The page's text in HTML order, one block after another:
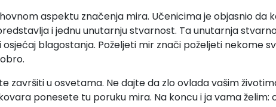
aspektu značenja mira. Učenicima je objasnio da
i jednu unutarnju stvarnost. Ta unutarnja
blagostanja. Poželjeti mir znači poželjeti nekome
završiti u osvetama. Ne dajte da zlo ovlada vašim
ponesete tu poruku mira. Na koncu i ja vama želim: